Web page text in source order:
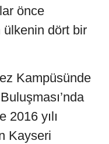
önce
ülkenin dört bir
Kampüsünde
2016 yılı
Kayseri